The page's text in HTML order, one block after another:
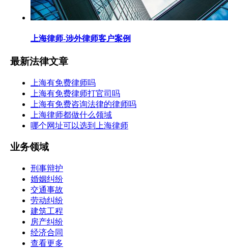
上海律师-涉外律师客户案例
最新法律文章
上海有免费律师吗
上海有免费律师打官司吗
上海有免费咨询法律的律师吗
上海律师都做什么领域
哪个网址可以选到上海律师
业务领域
刑事辩护
婚姻纠纷
交通事故
劳动纠纷
建筑工程
房产纠纷
经济合同
查看更多